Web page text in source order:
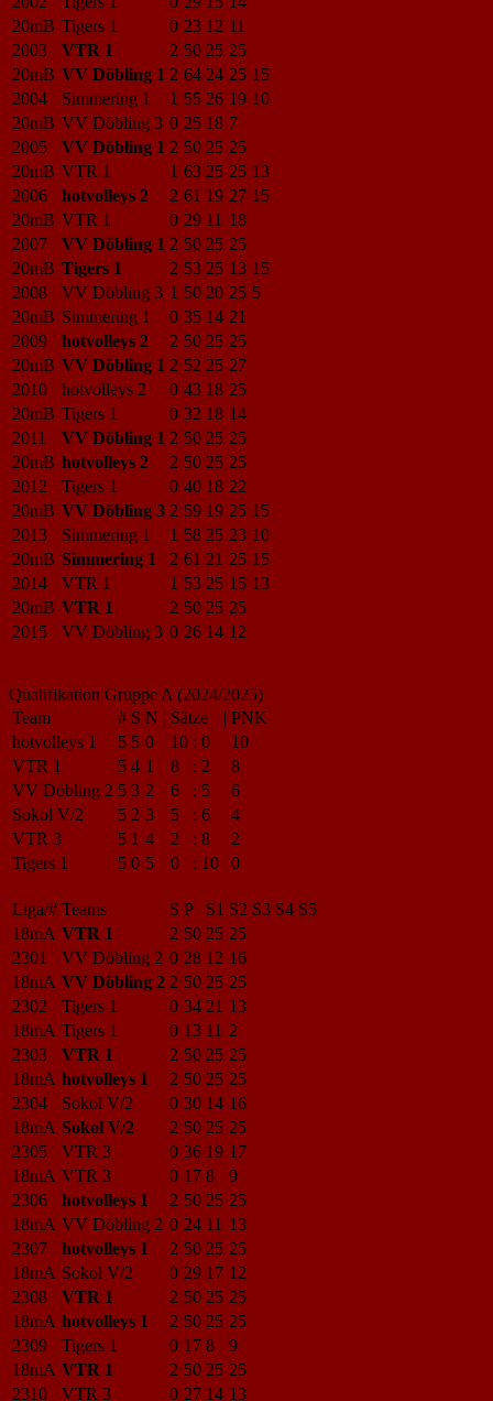
20mB Tigers 1 0 23 12 11
2003
VTR 1 2 50 25 25
20mB VV Döbling 1 2 64 24 25 15
2004
Simmering 1 1 55 26 19 10
20mB VV Döbling 3 0 25 18 7
2005
VV Döbling 1 2 50 25 25
20mB VTR 1 1 63 25 25 13
2006
hotvolleys 2 2 61 19 27 15
20mB VTR 1 0 29 11 18
2007
VV Döbling 1 2 50 25 25
20mB Tigers 1 2 53 25 13 15
2008
VV Döbling 3 1 50 20 25 5
20mB Simmering 1 0 35 14 21
2009
hotvolleys 2 2 50 25 25
20mB VV Döbling 1 2 52 25 27
2010
hotvolleys 2 0 43 18 25
20mB Tigers 1 0 32 18 14
2011
VV Döbling 1 2 50 25 25
20mB hotvolleys 2 2 50 25 25
2012
Tigers 1 0 40 18 22
20mB VV Döbling 3 2 59 19 25 15
2013
Simmering 1 1 58 25 23 10
20mB Simmering 1 2 61 21 25 15
2014
VTR 1 1 53 25 15 13
20mB VTR 1 2 50 25 25
2015
VV Döbling 3 0 26 14 12
Qualifikation Gruppe A (2024/2025)
Team
# S N | Sätze | PNK
hotvolleys 1
5 5 0 10 : 0
10
VTR 1
5 4 1 8 : 2
8
VV Döbling 2 5 3 2 6 : 5
6
Sokol V/2
5 2 3 5 : 6
4
VTR 3
5 1 4 2 : 8
2
Tigers 1
5 0 5 0 : 10 0
Liga/# Teams S P S1 S2 S3 S4 S5
18mA VTR 1 2 50 25 25
2301
VV Döbling 2 0 28 12 16
18mA VV Döbling 2 2 50 25 25
2302
Tigers 1 0 34 21 13
18mA Tigers 1 0 13 11 2
2303
VTR 1 2 50 25 25
18mA hotvolleys 1 2 50 25 25
2304
Sokol V/2 0 30 14 16
18mA Sokol V/2 2 50 25 25
2305
VTR 3 0 36 19 17
18mA VTR 3 0 17 8
9
2306
hotvolleys 1 2 50 25 25
18mA VV Döbling 2 0 24 11 13
2307
hotvolleys 1 2 50 25 25
18mA Sokol V/2 0 29 17 12
2308
VTR 1 2 50 25 25
18mA hotvolleys 1 2 50 25 25
2309
Tigers 1 0 17 8
9
18mA VTR 1 2 50 25 25
2310
VTR 3 0 27 14 13